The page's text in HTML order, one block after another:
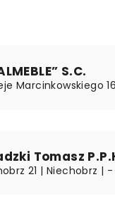
S.C.
Marcinkowskiego
Tomasz
21 | Niechobrz | -